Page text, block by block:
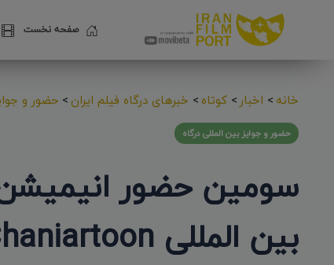
صفحه نخست
خانه> اخبار > کوتاه> خبرهای درگاه فیلم ایران> حضور و
حضور و جوایز بین المللی درگاه
سومین حضور
بین المللی Chaniartoon یونان 2024